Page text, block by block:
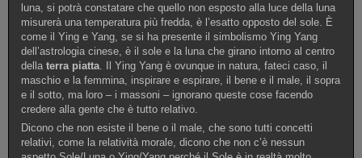
luna, si potrà constatare che quello non esposto alla luce della luna
misurerà una temperatura più fredda, è l’esatto opposto del sole. È
come il Ying e Yang, se si ha presente il simbolismo Ying Yang
dell’astrologia cinese, è il sole e la luna che girano intorno al centro
dellaterra piatta . Il Ying Yang è ovunque in natura, fateci caso, il
maschio e la femmina, inspirare e espirare, il bene e il male, il sopra
e il sotto, ma loro – i massoni – ignorano queste cose facendo
credere alla gente che è tutto relativo.
Dicono che non esiste il bene o il male, che sono tutti concetti
relativi, come la relatività morale, dicono che non c’è nessun